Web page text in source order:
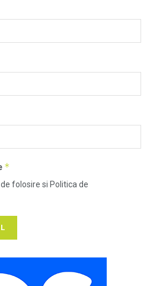
*
folosire si Politica de